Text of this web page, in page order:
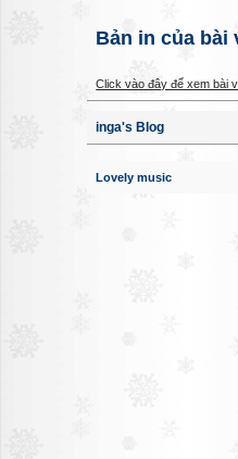
Bản in của bài
Click vào đây để xem bài
inga's Blog
Lovely music